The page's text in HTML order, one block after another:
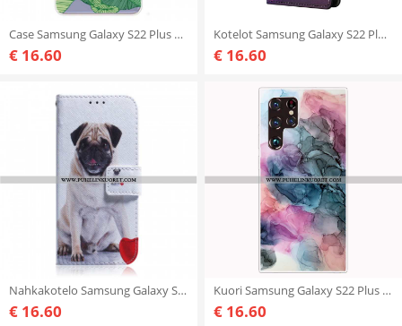
Case Samsung Galaxy S22 Plus 5G Lehvistö
€ 16.60
Kotelot Samsung Galaxy S22 Plus 5G Perhosia Ja Kukkia
€ 16.60
Nahkakotelo Samsung Galaxy S22 Plus 5G Mopsi Koira
€ 16.60
Kuori Samsung Galaxy S22 Plus 5G Värillinen Marmori
€ 16.60